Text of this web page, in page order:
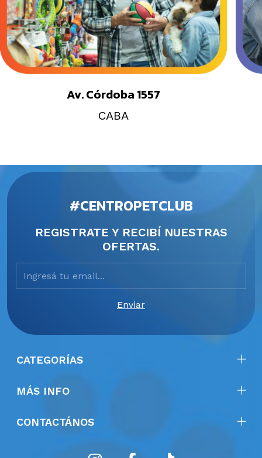
Av. Córdoba 1557
CABA
#CENTROPETCLUB
REGISTRATE Y RECIBÍ NUESTRAS
OFERTAS.
CATEGORÍAS
MÁS INFO
CONTACTÁNOS